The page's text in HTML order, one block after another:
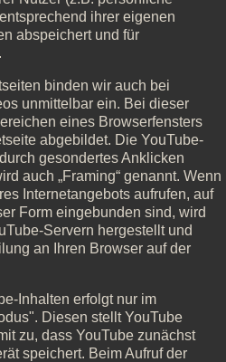
ihrer eigenen
abspeichert und für
binden wir auch bei
unmittelbar ein. Bei dieser
eines Browserfensters
abgebildet. Die YouTube-
gesondertes Anklicken
auch „Framing“ genannt. Wenn
Internetangebots aufrufen, auf
Form eingebunden sind, wird
Servern hergestellt und
an Ihren Browser auf der
Inhalten erfolgt nur im
Diesen stellt YouTube
zu, dass YouTube zunächst
speichert. Beim Aufruf der